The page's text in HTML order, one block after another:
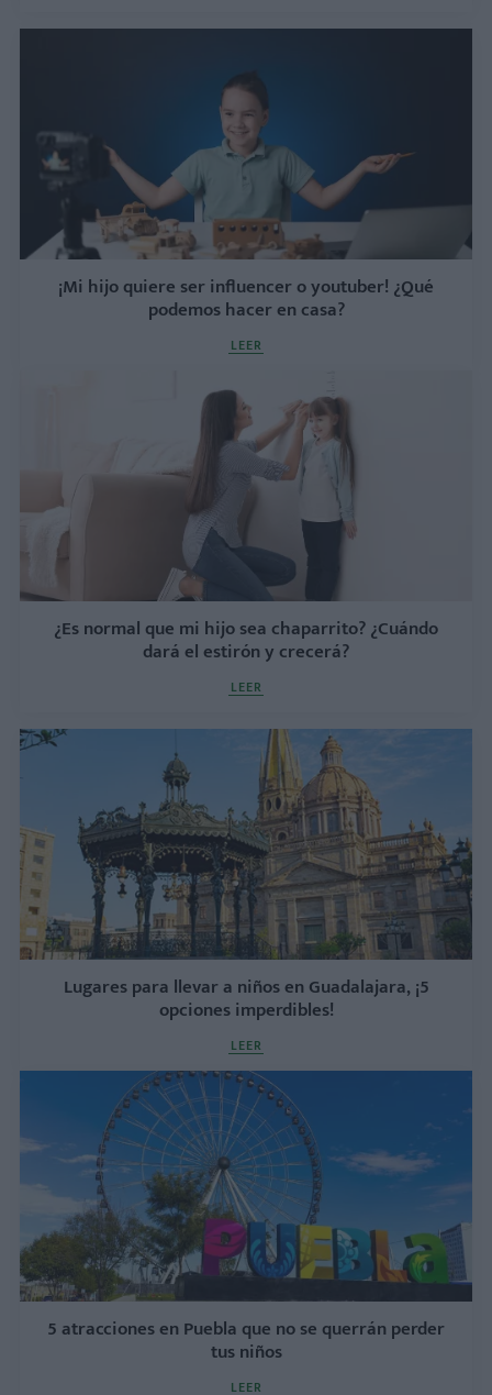
¡Mi hijo quiere ser influencer o youtuber! ¿Qué
podemos hacer en casa?
LEER
¿Es normal que mi hijo sea chaparrito? ¿Cuándo
dará el estirón y crecerá?
LEER
Lugares para llevar a niños en Guadalajara, ¡5
opciones imperdibles!
LEER
5 atracciones en Puebla que no se querrán perder
tus niños
LEER